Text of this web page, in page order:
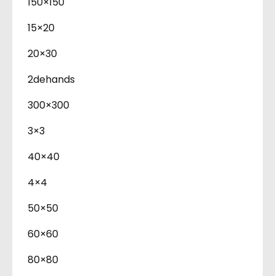
15×20
20×30
2dehands
300×300
3×3
40×40
4×4
50×50
60×60
80×80